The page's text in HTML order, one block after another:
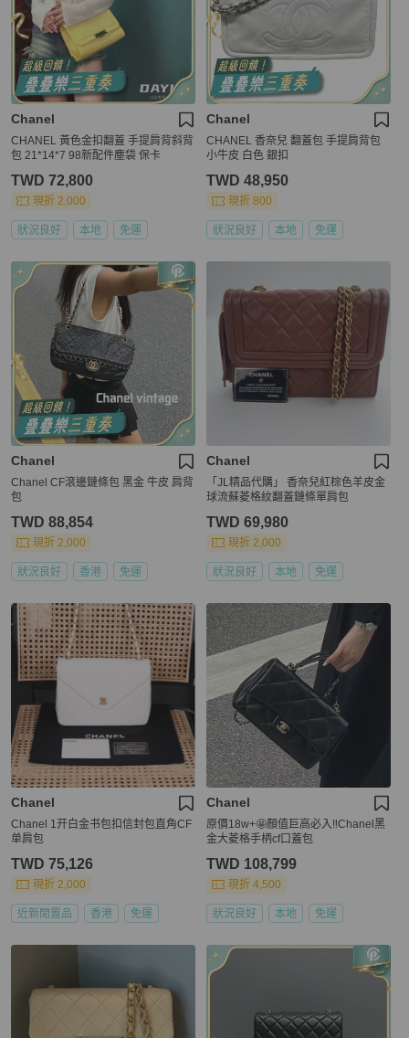
Chanel
CHANEL 黃色金扣翻蓋 手提肩背斜背
包 21*14*7 98新配件塵袋 保卡
TWD 72,800
現折 2,000
狀況良好 本地 免運
Chanel
CHANEL 香奈兒 翻蓋包 手提肩背包
小牛皮 白色 銀扣
TWD 48,950
現折 800
狀況良好 本地 免運
Chanel
Chanel CF滾邊鏈條包 黑金 牛皮 肩背
包
TWD 88,854
現折 2,000
狀況良好 香港 免運
Chanel
「JL精品代購」 香奈兒紅棕色羊皮金
球流蘇菱格紋翻蓋鏈條單肩包
TWD 69,980
現折 2,000
狀況良好 本地 免運
Chanel
Chanel 1开白金书包扣信封包直角CF
单肩包
TWD 75,126
現折 2,000
近新閒置品 香港 免運
Chanel
原價18w+🤩顏值巨高必入‼️Chanel黑
金大菱格手柄cf口蓋包
TWD 108,799
現折 4,500
狀況良好 本地 免運